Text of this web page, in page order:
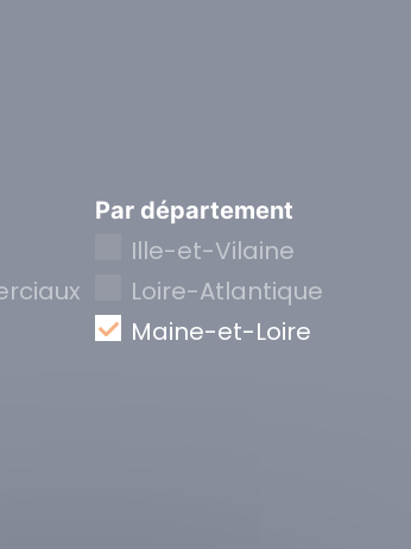
Par département
Ille-et-Vilaine
Loire-Atlantique
Maine-et-Loire